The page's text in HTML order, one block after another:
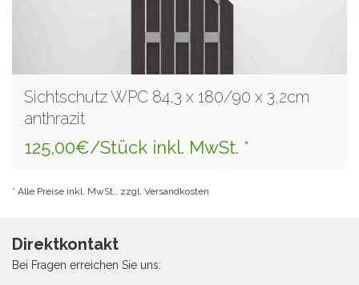
Sichtschutz WPC 84,3 x 180/90 x 3,2cm
anthrazit
125,00€/Stück inkl. MwSt. *
* Alle Preise inkl. MwSt., zzgl. Versandkosten
Direktkontakt
Bei Fragen erreichen Sie uns: